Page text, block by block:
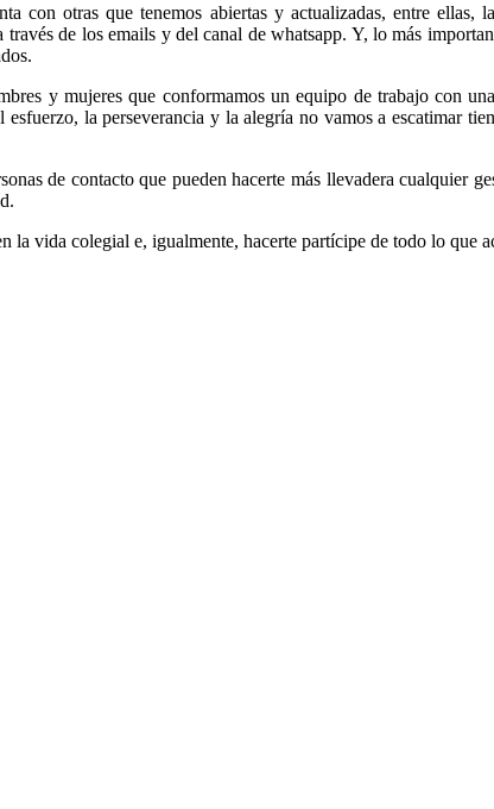
con otras que tenemos abiertas y actualizadas, entre
de los emails y del canal de whatsapp. Y, lo más
y mujeres que conformamos un equipo de trabajo con
la perseverancia y la alegría no vamos a escatimar
de contacto que pueden hacerte más llevadera cualquier
la vida colegial e, igualmente, hacerte partícipe de todo lo que